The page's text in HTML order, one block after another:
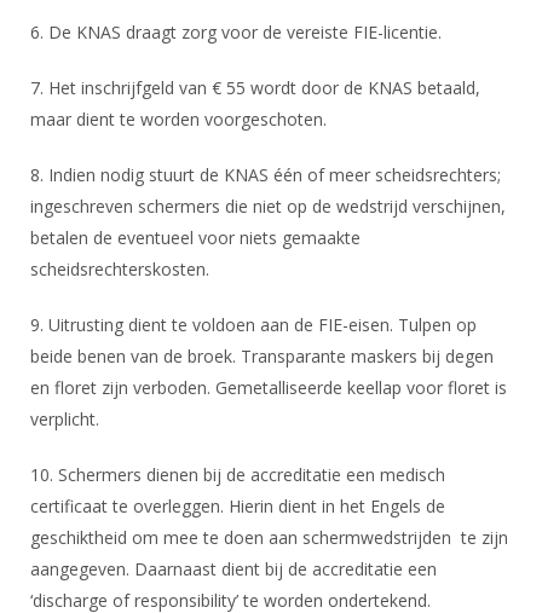
Import inschrijvingen uit Nahouw
NK organiseren
Geschiedenis van het schermen
Touché
6. De KNAS draagt zorg voor de vereiste FIE-licentie.
7. Het inschrijfgeld van € 55 wordt door de KNAS betaald,
maar dient te worden voorgeschoten.
8. Indien nodig stuurt de KNAS één of meer scheidsrechters;
ingeschreven schermers die niet op de wedstrijd verschijnen,
betalen de eventueel voor niets gemaakte
scheidsrechterskosten.
9. Uitrusting dient te voldoen aan de FIE-eisen. Tulpen op
beide benen van de broek. Transparante maskers bij degen
en floret zijn verboden. Gemetalliseerde keellap voor floret is
verplicht.
10. Schermers dienen bij de accreditatie een medisch
certificaat te overleggen. Hierin dient in het Engels de
geschiktheid om mee te doen aan schermwedstrijden te zijn
aangegeven. Daarnaast dient bij de accreditatie een
‘discharge of responsibility’ te worden ondertekend.